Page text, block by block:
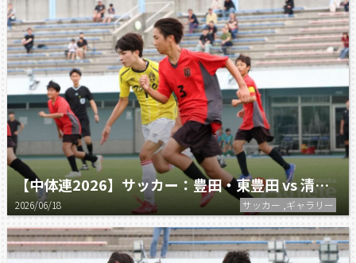
【中体連2026】サッカー：豊田・東豊田 vs 清水六
2026/06/18 サッカー ,ギャラリー